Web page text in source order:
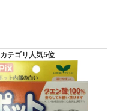
カテゴリ人気5位